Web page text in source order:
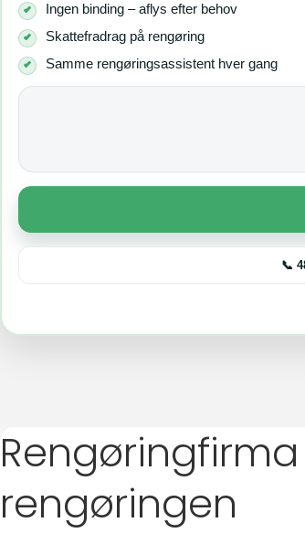
Ingen binding – aflys efter behov
Skattefradrag på rengøring
Samme rengøringsassistent hver gang
📞
rengøringen